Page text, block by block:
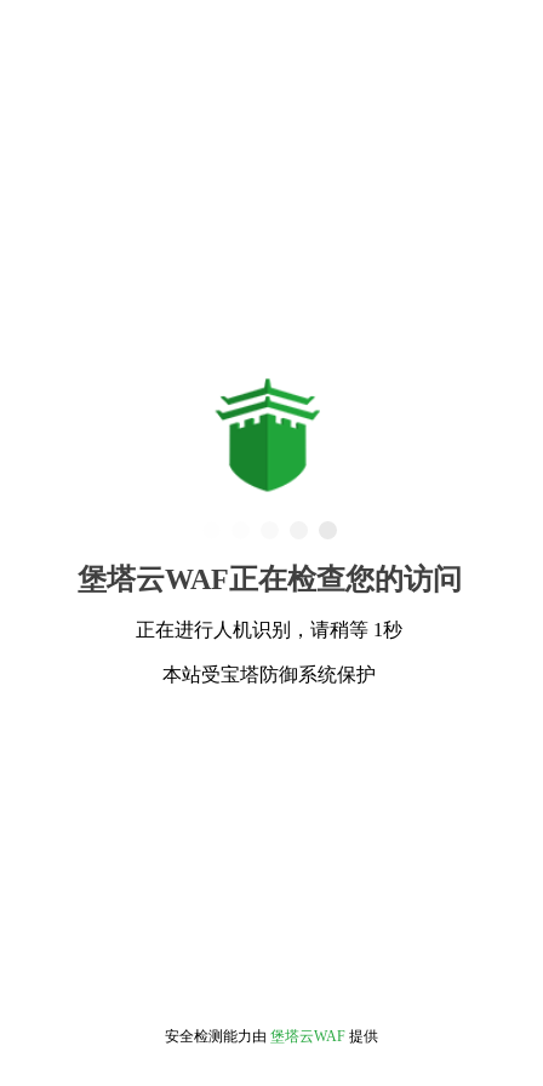
堡塔云WAF正在检查您的访问
正在进行人机识别，请稍等 1秒
本站受宝塔防御系统保护
安全检测能力由 堡塔云WAF 提供